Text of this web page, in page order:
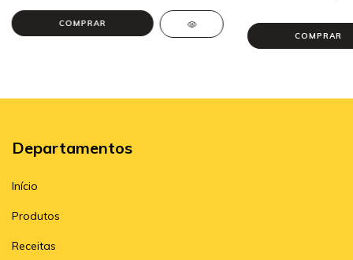
Departamentos
Início
Produtos
Receitas